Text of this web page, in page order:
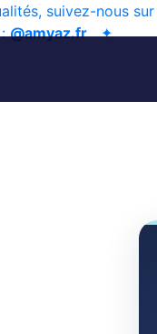
suivez-nous
:@amyaz.fr✦